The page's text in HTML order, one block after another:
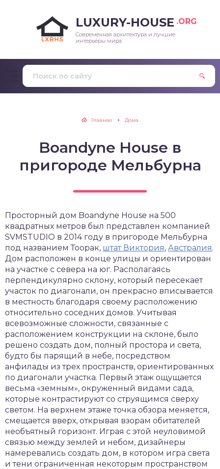
LUXURY-HOUSE .ORG
Современная архитектура и лучшие
интерьеры мира
Главная Дома
Boandyne House в
пригороде Мельбурна
Просторный дом Boandyne House на 500
квадратных метров был представлен компанией
SVMSTUDIO в 2014 году в пригороде Мельбурна
под названием Тоорак, штат Виктория, Австралия.
Дом расположен в конце улицы и ориентирован
на участке с севера на юг. Располагаясь
перпендикулярно склону, который пересекает
участок по диагонали, он прекрасно вписывается
в местность благодаря своему расположению
относительно соседних домов. Учитывая
всевозможные сложности, связанные с
расположением конструкции на склоне, было
решено создать дом, полный простора и света,
будто бы парящий в небе, посредством
анфилады из трех пространств, ориентированных
по диагонали участка. Первый этаж ощущается
весьма «земным», окруженный видами сада,
которые контрастируют со струящимся сверху
светом. На верхнем этаже точка обзора меняется,
смещается вверх, открывая взорам обитателей
необъятный горизонт. Играя с этой неуловимой
связью между землей и небом, дизайнеры
намеревались создать дом, в котором игра света
и тени ограниченная некоторым пространством